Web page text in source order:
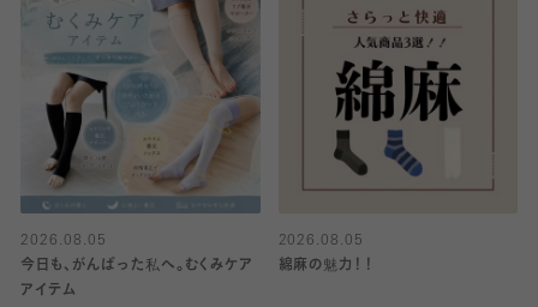
2026.08.05
今日も、がんばった私へ。むくみケア
アイテム
2026.08.05
綿麻の魅力！！